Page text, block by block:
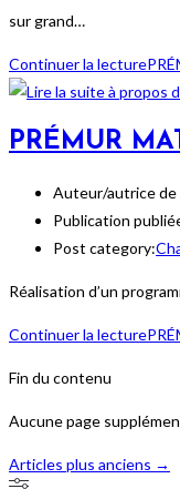
sur grand…
Continuer la lecture
PRÉMUR
Auteur/autrice de
Publication
Post category:
Réalisation d’un
Continuer la lecture
Fin du contenu
Aucune page
Articles plus anciens →